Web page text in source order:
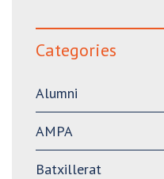
Categories
Alumni
AMPA
Batxillerat